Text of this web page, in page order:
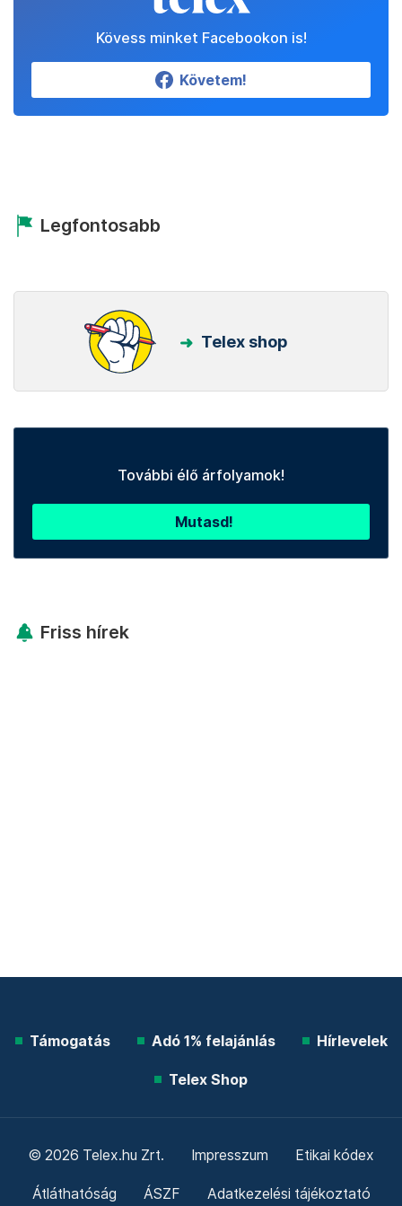
Kövess minket Facebookon is!
Követem!
Legfontosabb
Telex shop
További élő árfolyamok!
Mutasd!
Friss hírek
Támogatás Adó 1% felajánlás Hírlevelek
Telex Shop
© 2026 Telex.hu Zrt. Impresszum Etikai kódex
Átláthatóság ÁSZF Adatkezelési tájékoztató